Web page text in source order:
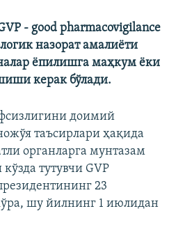
- good pharmacovigilance
назорат амалиёти
ёпилишга маҳкум ёки
керак бўлади.
доимий
таъсирлари ҳақида
органларга мунтазам
тутувчи GVP
23
шу йилнинг 1 июлидан